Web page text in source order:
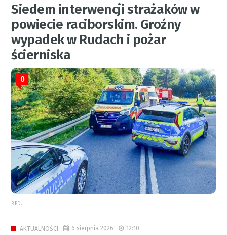
Siedem interwencji strażaków w
powiecie raciborskim. Groźny
wypadek w Rudach i pożar
ścierniska
0
RED.
AKTUALNOŚCI 6 sierpnia 2026 12:10